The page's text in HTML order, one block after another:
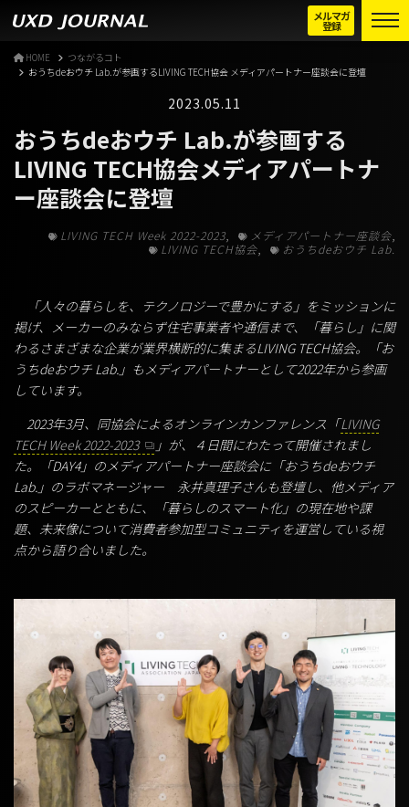
メルマガ
登録
HOME
つながるコト
おうちdeおウチ Lab.が参画するLIVING TECH協会 メディアパートナー座談会に登壇
2023.05.11
おうちdeおウチ Lab.が参画する
LIVING TECH協会メディアパートナ
ー座談会に登壇
LIVING TECH Week 2022-2023, メディアパートナー座談会
LIVING TECH協会, おうちdeおウチ Lab.
「人々の暮らしを、テクノロジーで豊かにする」をミッションに
掲げ、メーカーのみならず住宅事業者や通信まで、「暮らし」に関
わるさまざまな企業が業界横断的に集まるLIVING TECH協会。「お
うちdeおウチ Lab.」もメディアパートナーとして2022年から参画
しています。
2023年3月、同協会によるオンラインカンファレンス「LIVING
TECH Week 2022-2023
」が、４日間にわたって開催されまし
た。「DAY4」のメディアパートナー座談会に「おうちdeおウチ
Lab.」のラボマネージャー 永井真理子さんも登壇し、他メディア
のスピーカーとともに、「暮らしのスマート化」の現在地や課
題、未来像について消費者参加型コミュニティを運営している視
点から語り合いました。